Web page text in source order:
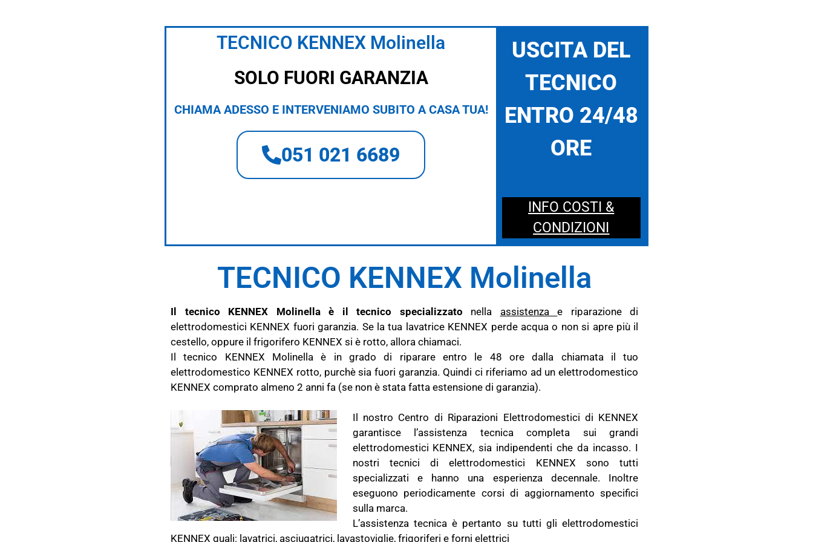
TECNICO KENNEX Molinella
SOLO FUORI GARANZIA
CHIAMA ADESSO E INTERVENIAMO SUBITO A CASA TUA!
051 021 6689
USCITA DEL
TECNICO
ENTRO 24/48
ORE
INFO COSTI &
CONDIZIONI
TECNICO KENNEX Molinella
Il tecnico KENNEX Molinella è il tecnico specializzato nella assistenza
e riparazione di
elettrodomestici KENNEX fuori garanzia. Se la tua lavatrice KENNEX perde acqua o non si apre più il
cestello, oppure il frigorifero KENNEX si è rotto, allora chiamaci.
Il tecnico KENNEX Molinella è in grado di riparare entro le 48 ore dalla chiamata il tuo
elettrodomestico KENNEX rotto, purchè sia fuori garanzia. Quindi ci riferiamo ad un elettrodomestico
KENNEX comprato almeno 2 anni fa (se non è stata fatta estensione di garanzia).
Il nostro Centro di Riparazioni Elettrodomestici di KENNEX
garantisce l’assistenza tecnica completa sui grandi
elettrodomestici KENNEX, sia indipendenti che da incasso. I
nostri tecnici di elettrodomestici KENNEX sono tutti
specializzati e hanno una esperienza decennale. Inoltre
eseguono periodicamente corsi di aggiornamento specifici
sulla marca.
L’assistenza tecnica è pertanto su tutti gli elettrodomestici
KENNEX quali: lavatrici, asciugatrici, lavastoviglie, frigoriferi e forni elettrici